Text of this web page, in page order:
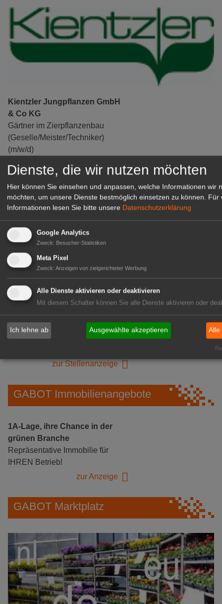
Kientzler Jungpflanzen GmbH
& Co KG
Gärtner im Zierpflanzenbau
(Geselle/Meister/Techniker)
(m/w/d)
zur Stellenanzeige
Gärtnerei Hanns
Mitarbeiter (m/w/d) für unsere
Logistikhalle
zur Stellenanzeige
GABOT Immobilienangebote
1A-Lage, ihre Chance in der
grünen Branche
Repräsentative Immobilie für
IHREN Betrieb!
zur Anzeige
GABOT Marktplatz
Dienste, die wir nutzen möchten
Hier können Sie einsehen und anpassen, welche Informationen wir
möchten, um unsere Dienste bestmöglich einsetzen zu können. Für
Informationen lesen Sie bitte unsere Datenschutzerklärung
Google Analytics
Zweck: Besucher-Statistiken
Meta Pixel
Zweck: Anzeigen von zielgerichteter Werbung
Alle Dienste aktivieren oder deaktivieren
Mit diesem Schalter können Sie alle Dienste aktivieren oder
Ich lehne ab Ausgewählte akzeptieren Alle